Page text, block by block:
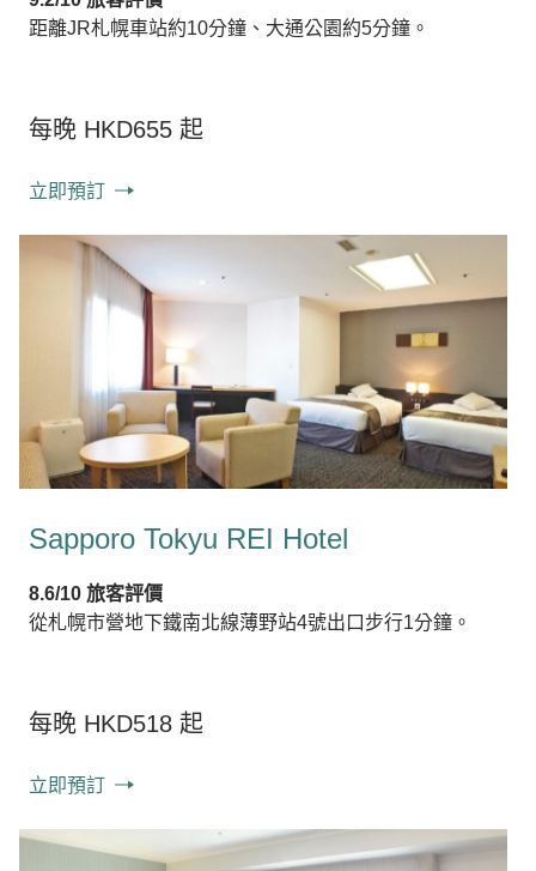
距離JR札幌車站約10分鐘、大通公園約5分鐘。
每晚 HKD655 起
立即預訂
Sapporo Tokyu REI Hotel
8.6/10 旅客評價
從札幌市營地下鐵南北線薄野站4號出口步行1分鐘。
每晚 HKD518 起
立即預訂